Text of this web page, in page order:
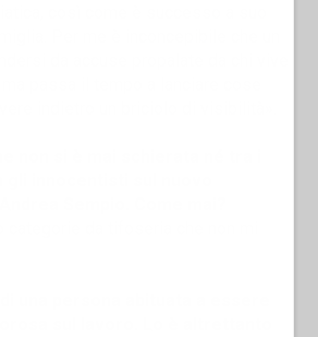
così come è successo a suo
Per me è inconcepibile che un
da accuse propalate da chi vive
passa il tempo a lanciare cose
indietro un briciolo di visibilità».
non si è mai schierata né tra i
innocentisti sul nuovo
Sempio. Come mai?
da tifoseria che non mi
una persona abituata a essere
sul lavoro. Lo è altrettanto